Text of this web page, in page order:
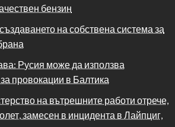
бензин
на собствена система за
Русия може да използва
провокации в Балтика
на вътрешните работи отрече,
замесен в инцидента в Лайпциг,